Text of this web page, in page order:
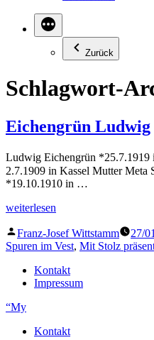
Zurück
Schlagwort-
Eichengrün Ludwig
Ludwig Eichengrün *25.7.1919
2.7.1909 in Kassel Mutter
*19.10.1910 in …
„Eichengrün
weiterlesen
Veröffentlicht
von
Franz-Josef Wittstamm 27/
Spuren im Vest, Mit Stolz
Kontakt
Impressum
“My
Kontakt